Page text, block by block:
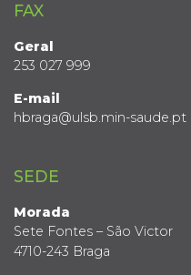
FAX
Geral
253 027 999
E-mail
hbraga@ulsb.min-saude.pt
SEDE
Morada
Sete Fontes – São Victor
4710-243 Braga